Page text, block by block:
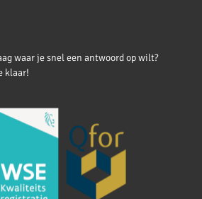
waar je snel een antwoord op wilt?
klaar!